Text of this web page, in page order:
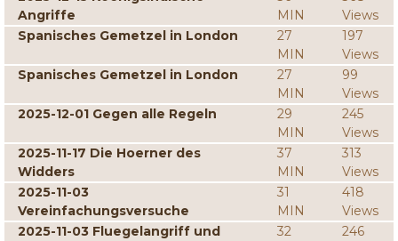
Angriffe
MIN
Views
Spanisches Gemetzel in London
27
MIN
197
Views
Spanisches Gemetzel in London
27
MIN
99
Views
2025-12-01 Gegen alle Regeln
29
MIN
245
Views
2025-11-17 Die Hoerner des
Widders
37
MIN
313
Views
2025-11-03
Vereinfachungsversuche
31
MIN
418
Views
2025-11-03 Fluegelangriff und
32
246